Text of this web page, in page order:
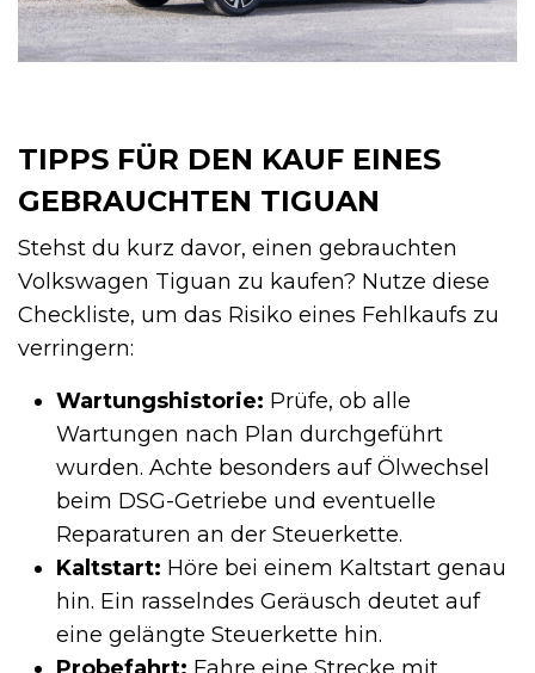
TIPPS FÜR DEN KAUF EINES
GEBRAUCHTEN TIGUAN
Stehst du kurz davor, einen gebrauchten
Volkswagen Tiguan zu kaufen? Nutze diese
Checkliste, um das Risiko eines Fehlkaufs zu
verringern:
Wartungshistorie: Prüfe, ob alle
Wartungen nach Plan durchgeführt
wurden. Achte besonders auf Ölwechsel
beim DSG-Getriebe und eventuelle
Reparaturen an der Steuerkette.
Kaltstart: Höre bei einem Kaltstart genau
hin. Ein rasselndes Geräusch deutet auf
eine gelängte Steuerkette hin.